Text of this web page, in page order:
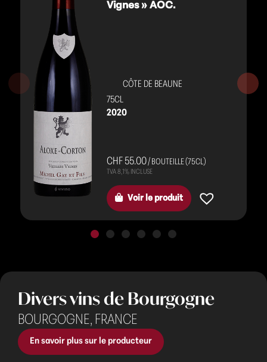
Vignes » AOC.
CÔTE DE BEAUNE
75CL
2020
CHF 55.00/ BOUTEILLE (75CL)
Voir le produit
Divers vins de Bourgogne
BOURGOGNE, FRANCE
En savoir plus sur le producteur